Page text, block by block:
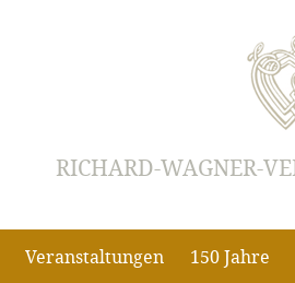
RICHARD-WAGNER-
Veranstaltungen 150 Jahre